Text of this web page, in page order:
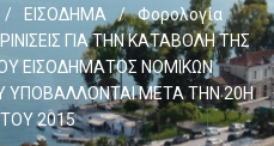
/ ΕΙΣΟΔΗΜΑ /
Φορολογία
ΓΙΑ ΤΗΝ ΚΑΤΑΒΟΛΗ ΤΗΣ
ΕΙΣΟΔΗΜΑΤΟΣ ΝΟΜΙΚΩΝ
ΥΠΟΒΑΛΛΟΝΤΑΙ ΜΕΤΑ ΤΗΝ 20Η
2015